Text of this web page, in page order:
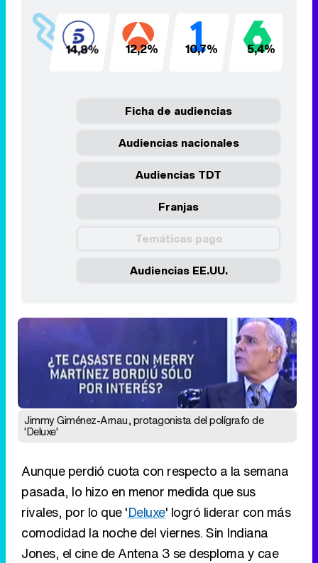
14,8% 12,2% 10,7% 5,4%
Ficha de audiencias
Audiencias nacionales
Audiencias TDT
Franjas
Temáticas pago
Audiencias EE.UU.
Jimmy Giménez-Arnau, protagonista del polígrafo de
'Deluxe'
Aunque perdió cuota con respecto a la semana
pasada, lo hizo en menor medida que sus
rivales, por lo que 'Deluxe' logró liderar con más
comodidad la noche del viernes. Sin Indiana
Jones, el cine de Antena 3 se desploma y cae